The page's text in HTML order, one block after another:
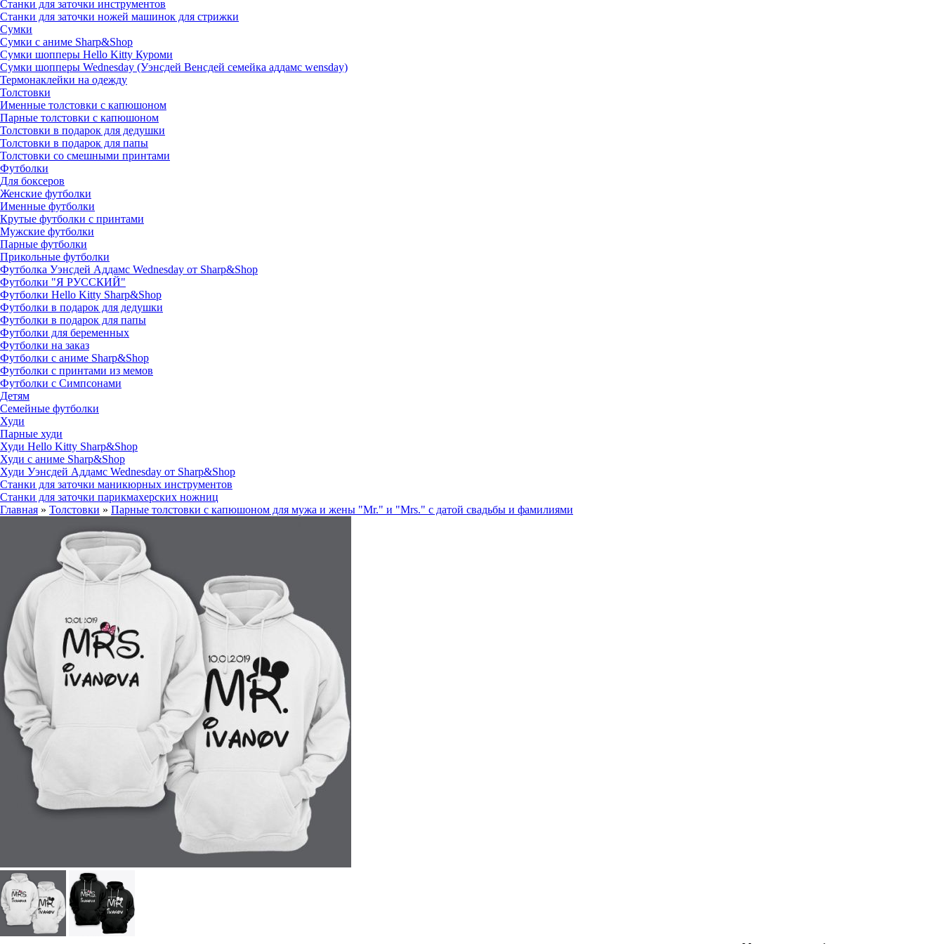
Станки для заточки инструментов
Станки для заточки ножей машинок для стрижки
Сумки
Сумки с аниме Sharp&Shop
Сумки шопперы Hello Kitty Куроми
Сумки шопперы Wednesday (Уэнсдей Венсдей семейка аддамс wensday)
Термонаклейки на одежду
Толстовки
Именные толстовки с капюшоном
Парные толстовки с капюшоном
Толстовки в подарок для дедушки
Толстовки в подарок для папы
Толстовки со смешными принтами
Футболки
Для боксеров
Женские футболки
Именные футболки
Крутые футболки с принтами
Мужские футболки
Парные футболки
Прикольные футболки
Футболка Уэнсдей Аддамс Wednesday от Sharp&Shop
Футболки "Я РУССКИЙ"
Футболки Hello Kitty Sharp&Shop
Футболки в подарок для дедушки
Футболки в подарок для папы
Футболки для беременных
Футболки на заказ
Футболки с аниме Sharp&Shop
Футболки с принтами из мемов
Футболки с Симпсонами
Детям
Семейные футболки
Худи
Парные худи
Худи Hello Kitty Sharp&Shop
Худи с аниме Sharp&Shop
Худи Уэнсдей Аддамс Wednesday от Sharp&Shop
Станки для заточки маникюрных инструментов
Станки для заточки парикмахерских ножниц
Главная » Толстовки » Парные толстовки с капюшоном для мужа и жены "Mr." и "Mrs." с датой свадьбы и фамилиями